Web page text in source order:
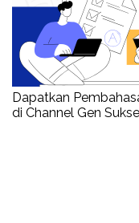
Dapatkan
di Channel Gen